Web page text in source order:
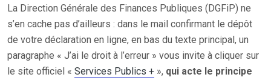
La Direction Générale des Finances Publiques (DGFiP) ne
s’en cache pas d’ailleurs : dans le mail confirmant le dépôt
de votre déclaration en ligne, en bas du texte principal, un
paragraphe « J’ai le droit à l’erreur » vous invite à cliquer sur
le site officiel « Services Publics + », qui acte le principe